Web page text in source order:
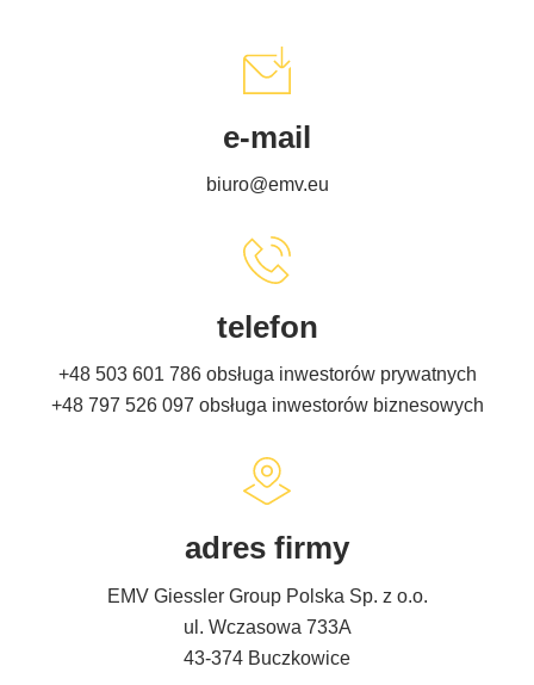
e-mail
biuro@emv.eu
telefon
+48 503 601 786 obsługa inwestorów prywatnych
+48 797 526 097 obsługa inwestorów biznesowych
adres firmy
EMV Giessler Group Polska Sp. z o.o.
ul. Wczasowa 733A
43-374 Buczkowice